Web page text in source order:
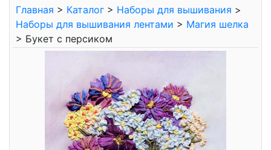
Главная > Каталог > Наборы для вышивания >
Наборы для вышивания лентами > Магия шелка
> Букет с персиком